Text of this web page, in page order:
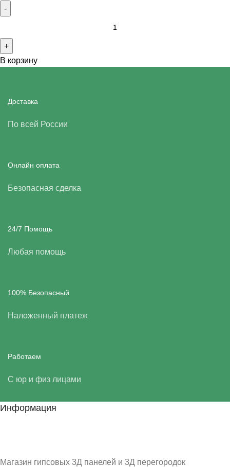
В корзину
Доставка
По всей России
Онлайн оплата
Безопасная сделка
24/7 Помощь
Любая помощь
100% Безопасный
Наложенный платеж
Работаем
С юр и физ лицами
Информация
Магазин гипсовых 3Д панелей и 3Д перегородок